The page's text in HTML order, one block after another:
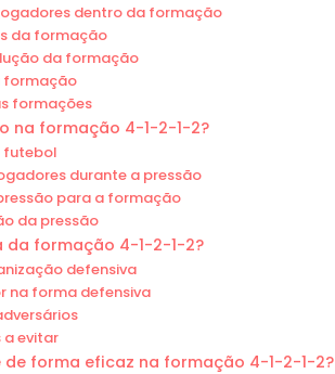
dentro da formação
da formação
da formação
formação
formações
na formação 4-1-2-1-2?
futebol
durante a pressão
para a formação
da pressão
da formação 4-1-2-1-2?
defensiva
na forma defensiva
a evitar
forma eficaz na formação 4-1-2-1-2?